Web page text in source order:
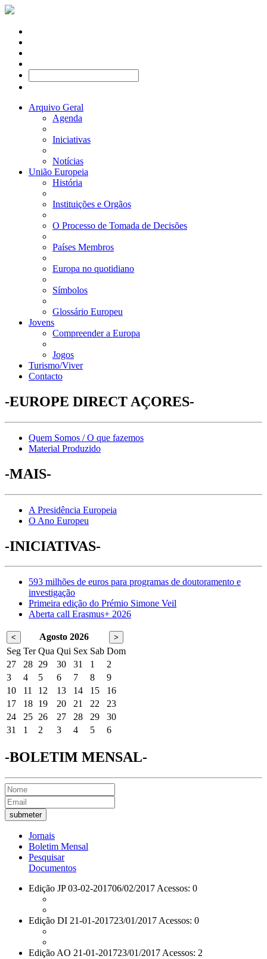
Arquivo Geral
Agenda
Iniciativas
Notícias
União Europeia
História
Instituições e Orgãos
O Processo de Tomada de Decisões
Países Membros
Europa no quotidiano
Símbolos
Glossário Europeu
Jovens
Compreender a Europa
Jogos
Turismo/Viver
Contacto
-EUROPE DIRECT AÇORES-
Quem Somos / O que fazemos
Material Produzido
-MAIS-
A Presidência Europeia
O Ano Europeu
-INICIATIVAS-
593 milhões de euros para programas de doutoramento e
investigação
Primeira edição do Prémio Simone Veil
Aberta call Erasmus+ 2026
< Agosto 2026 >
Seg Ter Qua Qui Sex Sab Dom
27
28 29 30 31 1
2
3
4 5 6 7 8
9
10
11 12 13 14 15
16
17
18 19 20 21 22
23
24
25 26 27 28 29
30
31
1 2 3 4 5 6
-BOLETIM MENSAL-
Jornais
Boletim Mensal
Pesquisar
Documentos
Edição JP 03-02-201706/02/2017 Acessos: 0
Edição DI 21-01-201723/01/2017 Acessos: 0
Edição AO 21-01-201723/01/2017 Acessos: 2